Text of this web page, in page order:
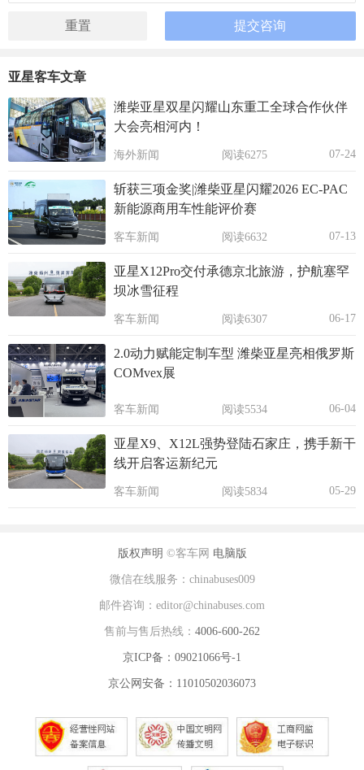
亚星客车文章
潍柴亚星双星闪耀山东重工全球合作伙伴
大会亮相河内！
海外新闻 阅读6275 07-24
斩获三项金奖|潍柴亚星闪耀2026 EC-PAC
新能源商用车性能评价赛
客车新闻 阅读6632 07-13
亚星X12Pro交付承德京北旅游，护航塞罕
坝冰雪征程
客车新闻 阅读6307 06-17
2.0动力赋能定制车型 潍柴亚星亮相俄罗斯
COMvex展
客车新闻 阅读5534 06-04
亚星X9、X12L强势登陆石家庄，携手新干
线开启客运新纪元
客车新闻 阅读5834 05-29
版权声明 ©客车网 电脑版
微信在线服务：chinabuses009
邮件咨询：editor@chinabuses.com
售前与售后热线： 4006-600-262
京ICP备：09021066号-1
京公网安备：11010502036073